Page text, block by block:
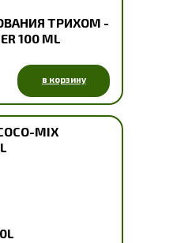
ТРИХОМ -
100 ML
в корзину